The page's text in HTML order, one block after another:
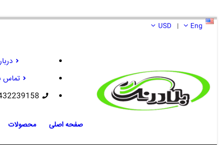
Eng
|
USD
تماس
صفحه اصلی محصولات